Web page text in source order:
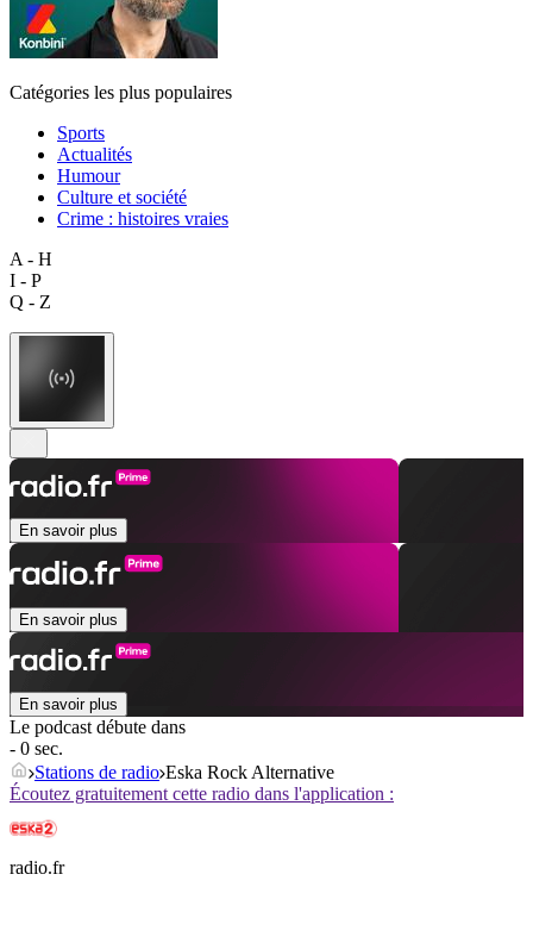
Catégories les plus populaires
Sports
Actualités
Humour
Culture et société
Crime : histoires vraies
A - H
I - P
Q - Z
En savoir plus
En savoir plus
En savoir plus
Le podcast débute dans
- 0 sec.
Stations de radio Eska Rock Alternative
Écoutez gratuitement cette radio dans l'application :
radio.fr